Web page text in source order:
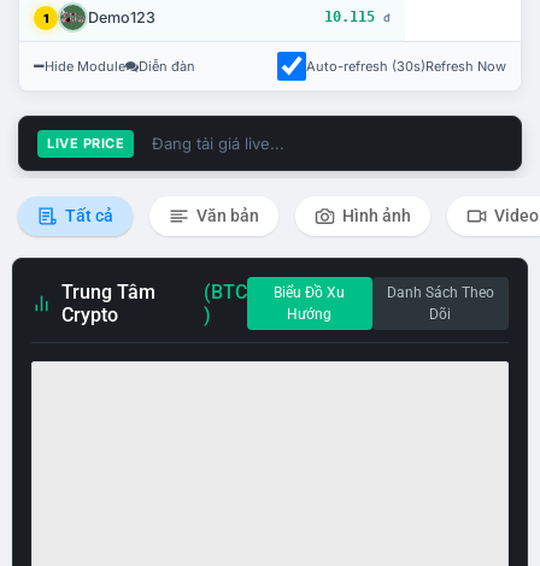
1 Demo123 10.115 đ
Hide Module Diễn đàn Auto-refresh (30s)Refresh Now
LIVE PRICE Đang tải giá live...
Tất cả Văn bản Hình ảnh Video
Trung Tâm
Crypto
(BTC
)
Biểu Đồ Xu
Hướng
Danh Sách Theo
Dõi